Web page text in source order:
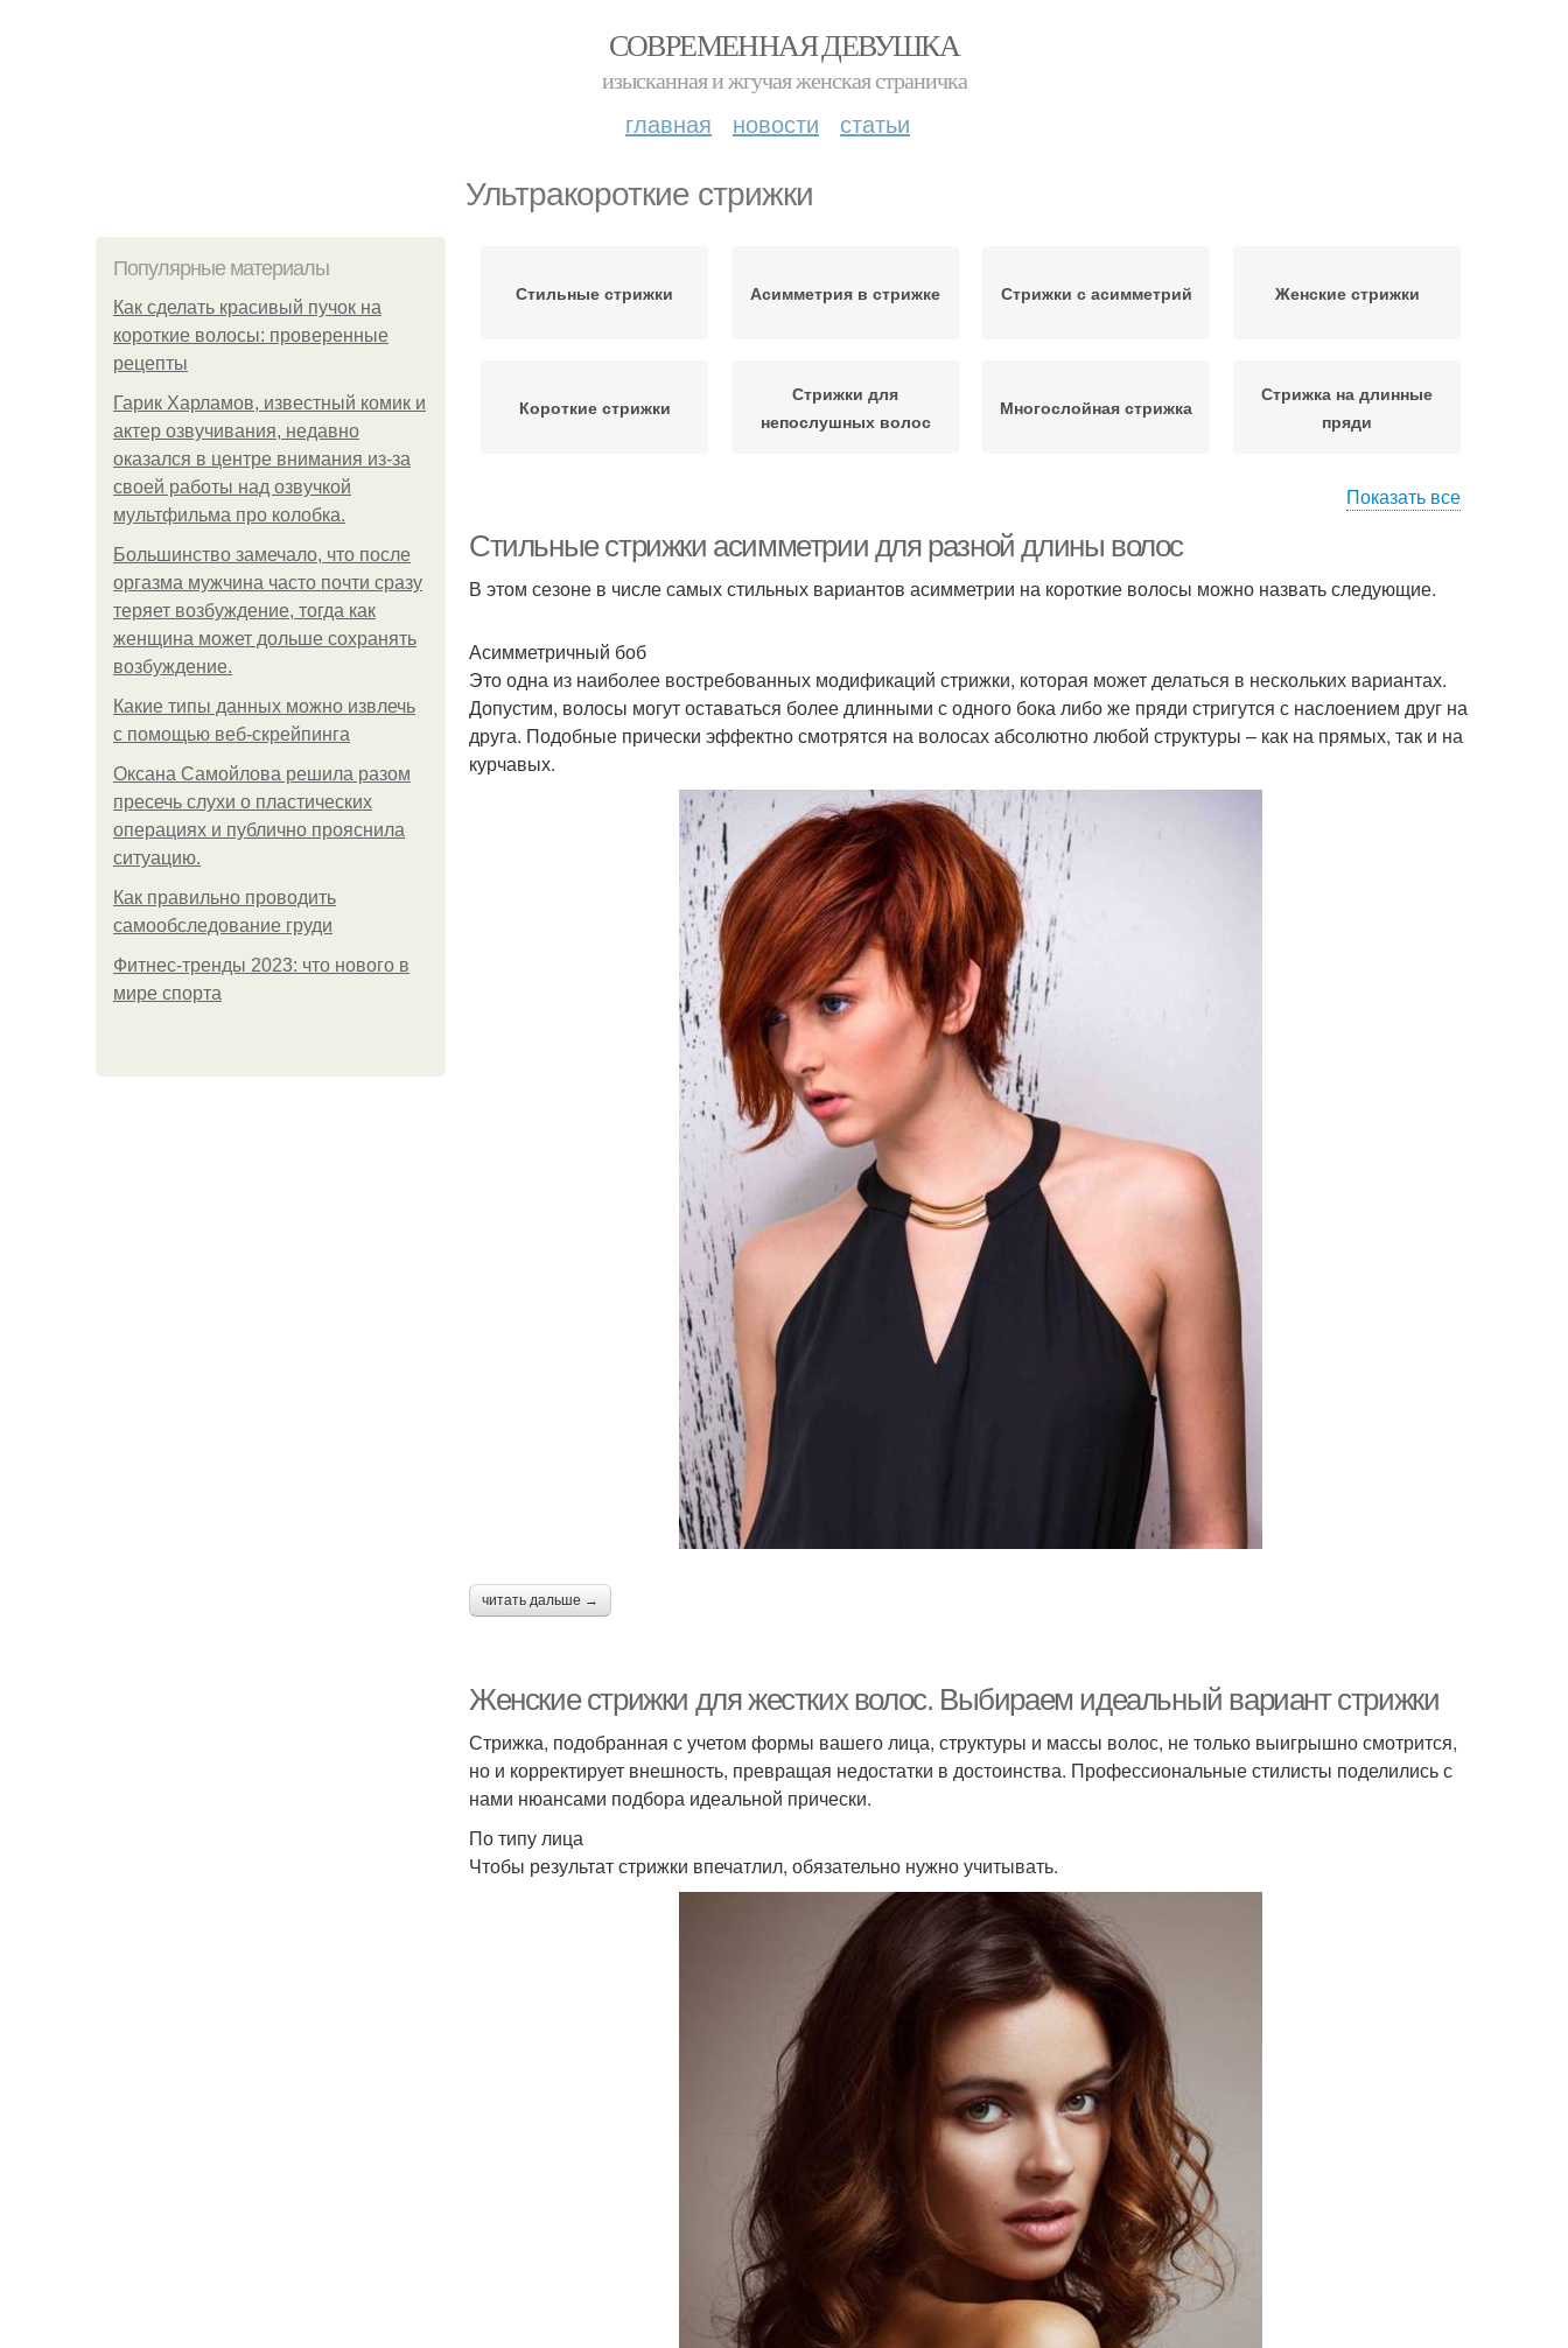
СОВРЕМЕННАЯ ДЕВУШКА
изысканная и жгучая женская страничка
главная новости статьи
Ультракороткие стрижки
Популярные материалы
Как сделать красивый пучок на
короткие волосы: проверенные
рецепты
Гарик Харламов, известный комик и
актер озвучивания, недавно
оказался в центре внимания из-за
своей работы над озвучкой
мультфильма про колобка.
Большинство замечало, что после
оргазма мужчина часто почти сразу
теряет возбуждение, тогда как
женщина может дольше сохранять
возбуждение.
Какие типы данных можно извлечь
с помощью веб-скрейпинга
Оксана Самойлова решила разом
пресечь слухи о пластических
операциях и публично прояснила
ситуацию.
Как правильно проводить
самообследование груди
Фитнес-тренды 2023: что нового в
мире спорта
Стильные стрижки Асимметрия в стрижке Стрижки с асимметрий Женские стрижки
Короткие стрижки
Стрижки для
непослушных волос
Многослойная стрижка
Стрижка на длинные
пряди
Показать все
Стильные стрижки асимметрии для разной длины волос
В этом сезоне в числе самых стильных вариантов асимметрии на короткие волосы можно назвать следующие.
Асимметричный боб
Это одна из наиболее востребованных модификаций стрижки, которая может делаться в нескольких вариантах.
Допустим, волосы могут оставаться более длинными с одного бока либо же пряди стригутся с наслоением друг на
друга. Подобные прически эффектно смотрятся на волосах абсолютно любой структуры – как на прямых, так и на
курчавых.
читать дальше →
Женские стрижки для жестких волос. Выбираем идеальный вариант стрижки
Стрижка, подобранная с учетом формы вашего лица, структуры и массы волос, не только выигрышно смотрится,
но и корректирует внешность, превращая недостатки в достоинства. Профессиональные стилисты поделились с
нами нюансами подбора идеальной прически.
По типу лица
Чтобы результат стрижки впечатлил, обязательно нужно учитывать.